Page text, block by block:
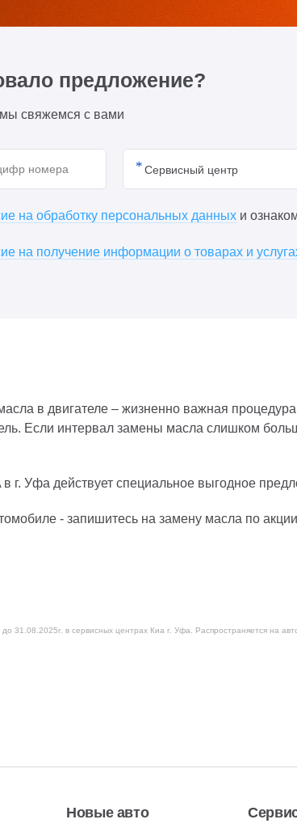
предложение?
свяжемся с вами
Сервисный центр
на обработку персональных данных и
на получение информации о товарах и
в двигателе – жизненно важная
Если интервал замены масла слишком
г. Уфа действует специальное выгодное
- запишитесь на замену масла по
31.08.2025г. в сервисных центрах Киа г. Уфа. Распространяется на
Новые авто